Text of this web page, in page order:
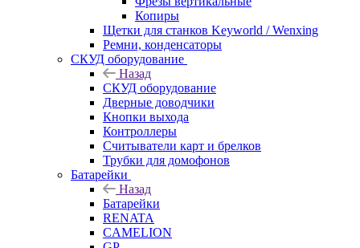
Копиры
Щетки для станков Keyworld / Wenxing
Ремни, конденсаторы
СКУД оборудование
Назад
СКУД оборудование
Дверные доводчики
Кнопки выхода
Контроллеры
Считыватели карт и брелков
Трубки для домофонов
Батарейки
Назад
Батарейки
RENATA
CAMELION